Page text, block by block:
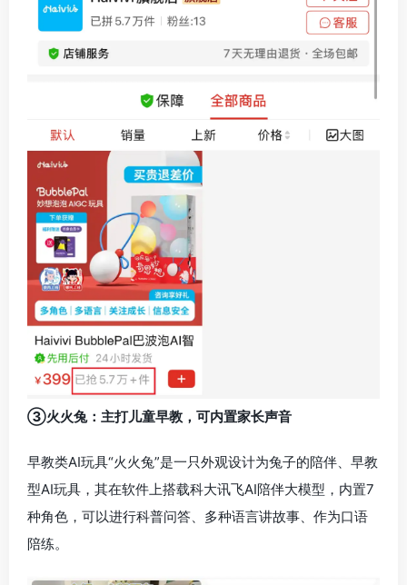
③火火兔：主打儿童早教，可内置家长声音
早教类AI玩具“火火兔”是一只外观设计为兔子的陪伴、早教
型AI玩具，其在软件上搭载科大讯飞AI陪伴大模型，内置7
种角色，可以进行科普问答、多种语言讲故事、作为口语
陪练。